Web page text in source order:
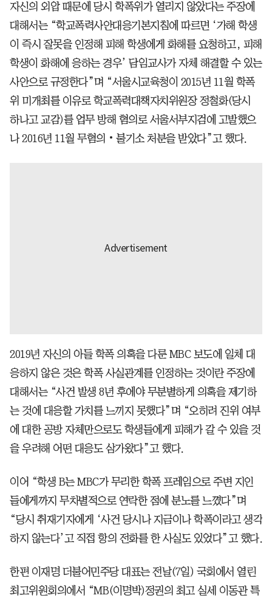
자신의 외압 때문에 당시 학폭위가 열리지 않았다는 주장에
대해서는 “학교폭력사안대응기본지침에 따르면 ‘가해 학생
이 즉시 잘못을 인정해 피해 학생에게 화해를 요청하고, 피해
학생이 화해에 응하는 경우’ 담임교사가 자체 해결할 수 있는
사안으로 규정한다”며 “서울시교육청이 2015년 11월 학폭
위 미개최를 이유로 학교폭력대책자치위원장 정철화(당시
하나고 교감)를 업무 방해 혐의로 서울서부지검에 고발했으
나 2016년 11월 무혐의‧불기소 처분을 받았다”고 했다.
2019년 자신의 아들 학폭 의혹을 다룬 MBC 보도에 일체 대
응하지 않은 것은 학폭 사실관계를 인정하는 것이란 주장에
대해서는 “사건 발생 8년 후에야 무분별하게 의혹을 제기하
는 것에 대응할 가치를 느끼지 못했다”며 “오히려 진위 여부
에 대한 공방 자체만으로도 학생들에게 피해가 갈 수 있을 것
을 우려해 어떤 대응도 삼가왔다”고 했다.
이어 “학생 B는 MBC가 무리한 학폭 프레임으로 주변 지인
들에게까지 무차별적으로 연락한 점에 분노를 느꼈다”며
“당시 취재기자에게 ‘사건 당시나 지금이나 학폭이라고 생각
하지 않는다’고 직접 항의 전화를 한 사실도 있었다”고 했다.
한편 이재명 더불어민주당 대표는 전날(7일) 국회에서 열린
최고위원회의에서 “MB(이명박)정권의 최고 실세 이동관 특